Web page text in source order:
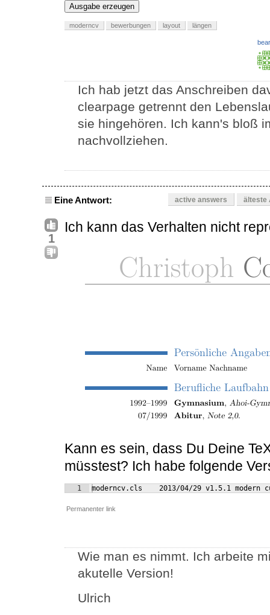
Ausgabe erzeugen
moderncv bewerbungen layout längen
Ich hab jetzt das Anschreiben
clearpage getrennt den
sie hingehören. Ich kann's bloß
nachvollziehen.
Eine Antwort: active answers älteste
1
Ich kann das Verhalten nicht
Kann es sein, dass Du Deine
müsstest? Ich habe folgende
1 moderncv.cls    2013/04/29 v1.5.1
Permanenter link
Wie man es nimmt. Ich arbeite
akutelle Version!
Ulrich